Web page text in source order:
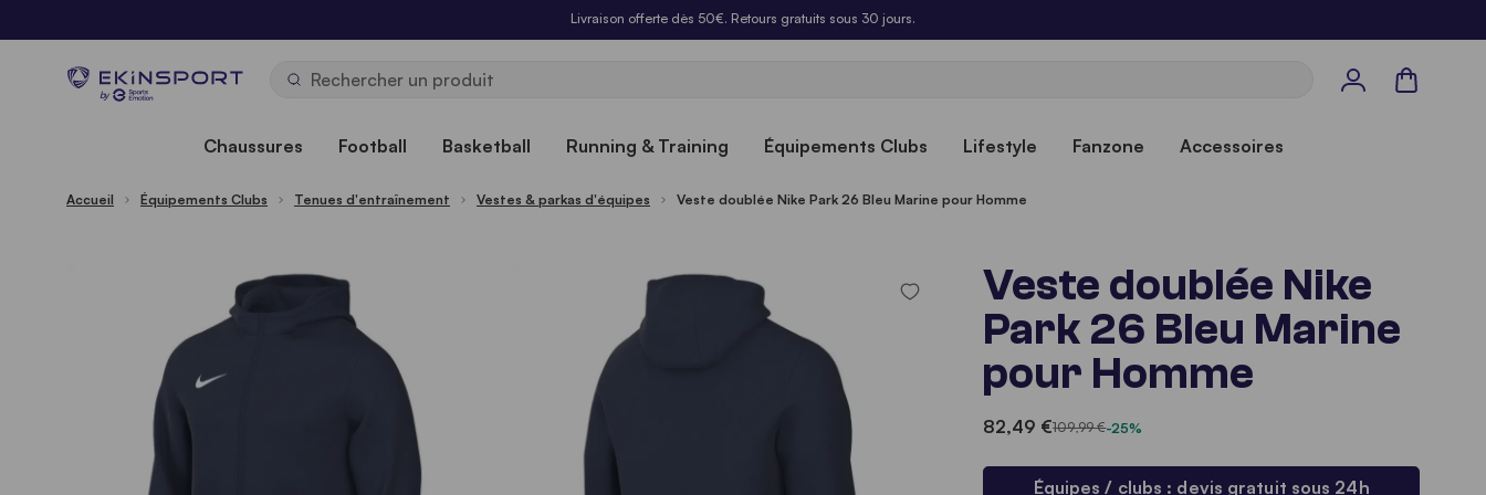
Livraison offerte dès 50€. Retours gratuits sous 30 jours.
by
Panier
Chaussures Football Basketball Running & Training Équipements Clubs Lifestyle Fanzone Accessoires
Accueil Équipements Clubs Tenues d'entraînement Vestes & parkas d'équipes Veste doublée Nike Park 26 Bleu Marine pour Homme
Veste doublée Nike
Park 26 Bleu Marine
pour Homme
82,49 €109,99 €-25%
Équipes / clubs : devis gratuit sous 24h